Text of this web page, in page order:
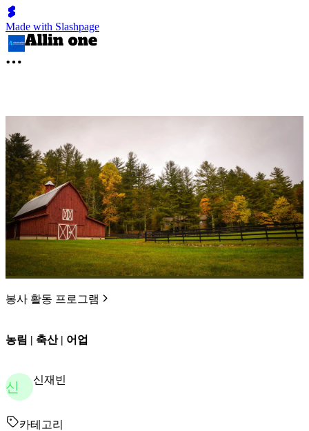
Made with Slashpage
봉사 활동 프로그램
농림 | 축산 | 어업
신 신재빈
카테고리